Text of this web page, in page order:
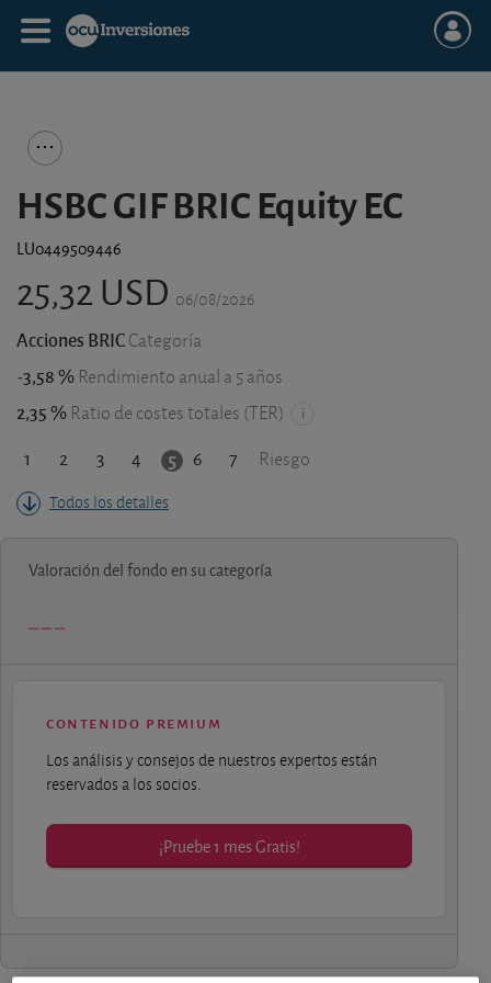
HSBC GIF BRIC Equity EC
LU0449509446
25,32 USD 06/08/2026
Acciones BRICCategoría
-3,58 % Rendimiento anual a 5 años
2,35 % Ratio de costes totales (TER)
1 2 3 4 5 6 7 Riesgo
Todos los detalles
Valoración del fondo en su categoría
contenido premium
Los análisis y consejos de nuestros expertos están
reservados a los socios.
¡Pruebe 1 mes Gratis!